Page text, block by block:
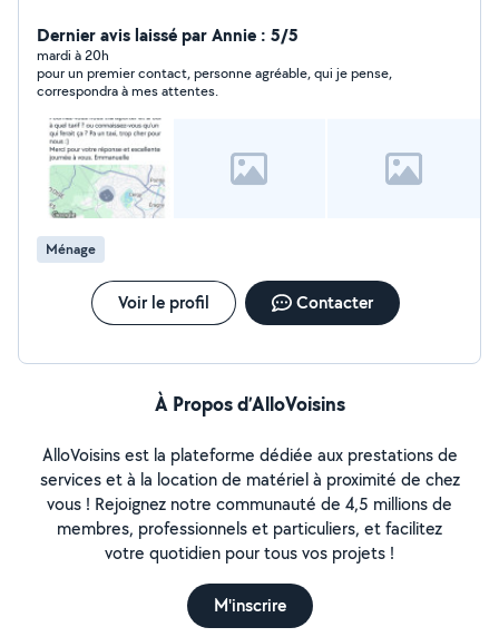
N'hésitez surtout pas à me contacter. Je suis disponible
quand vous le souhaitez. Mon mari peut également être
disponible pour de la manutention, de l'aide pour des
déménagements. Merci à vous
Dernier avis laissé par Annie : 5/5
mardi à 20h
pour un premier contact, personne agréable, qui je pense,
correspondra à mes attentes.
Ménage
Voir le profil Contacter
À Propos d’AlloVoisins
AlloVoisins est la plateforme dédiée aux prestations de
services et à la location de matériel à proximité de chez
vous ! Rejoignez notre communauté de 4,5 millions de
membres, professionnels et particuliers, et facilitez
votre quotidien pour tous vos projets !
M'inscrire